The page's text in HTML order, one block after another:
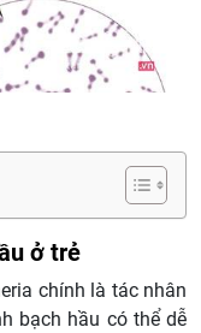
ở trẻ
chính là tác nhân
bạch hầu có thể dễ